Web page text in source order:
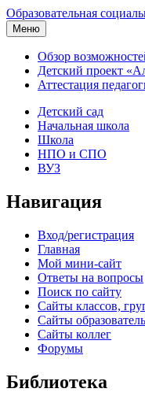
Образовательная
Меню
Обзор
Детский проект
Аттестация
Детский сад
Начальная школа
Школа
НПО и СПО
ВУЗ
Навигация
Вход/регистрация
Главная
Мой мини-сайт
Ответы на вопросы
Поиск по сайту
Сайты классов,
Сайты
Сайты коллег
Форумы
Библиотека